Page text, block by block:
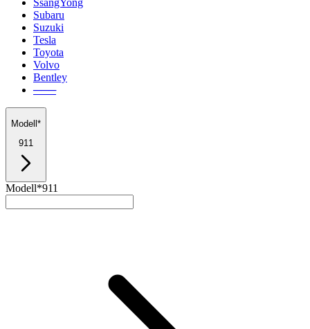
Subaru
Suzuki
Tesla
Toyota
Volvo
Bentley
───
Modell*
911
Modell*911